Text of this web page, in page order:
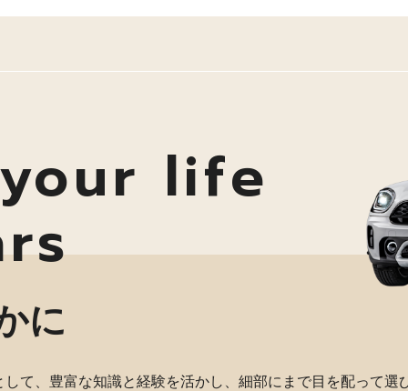
life
に
て、豊富な知識と経験を活かし、細部にまで目を配って選